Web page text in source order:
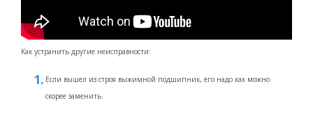
Как устранить другие неисправности:
Если вышел из строя выжимной подшипник, его надо как можно
скорее заменить.